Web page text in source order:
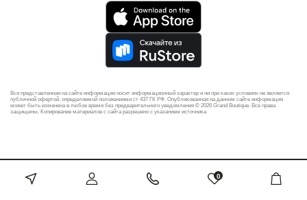
Вся представленная на сайте информация носит информационный характер и ни при каких условиях не является
публичной офертой, определяемой положениями ст 437 ГК РФ. Опубликованная на данном сайте информация
может быть изменена в любое время без предварительного уведомления © 2026 Grand Boutique. Все права
защищены. Копирование материалов с сайта разрешено с указанием источника
0